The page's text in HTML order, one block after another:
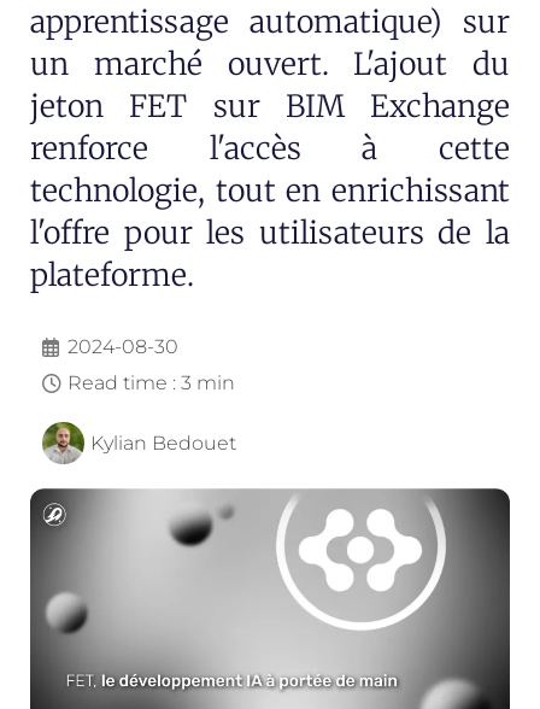
apprentissage automatique) sur
un marché ouvert. L'ajout du
jeton FET sur BIM Exchange
renforce l'accès à cette
technologie, tout en enrichissant
l'offre pour les utilisateurs de la
plateforme.
2024-08-30
Read time : 3 min
Kylian Bedouet